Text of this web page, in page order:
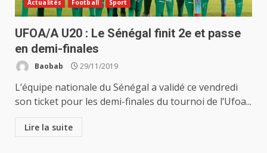
Actualités Football Sport
UFOA/A U20 : Le Sénégal finit 2e et passe
en demi-finales
Baobab 29/11/2019
L’équipe nationale du Sénégal a validé ce vendredi
son ticket pour les demi-finales du tournoi de l’Ufoa...
Lire la suite